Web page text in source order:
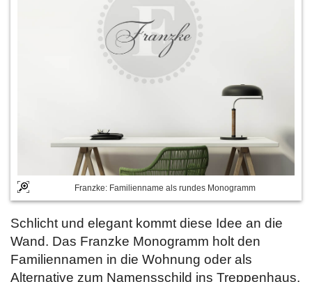
Franzke: Familienname als rundes Monogramm
Schlicht und elegant kommt diese Idee an die
Wand. Das Franzke Monogramm holt den
Familiennamen in die Wohnung oder als
Alternative zum Namensschild ins Treppenhaus.